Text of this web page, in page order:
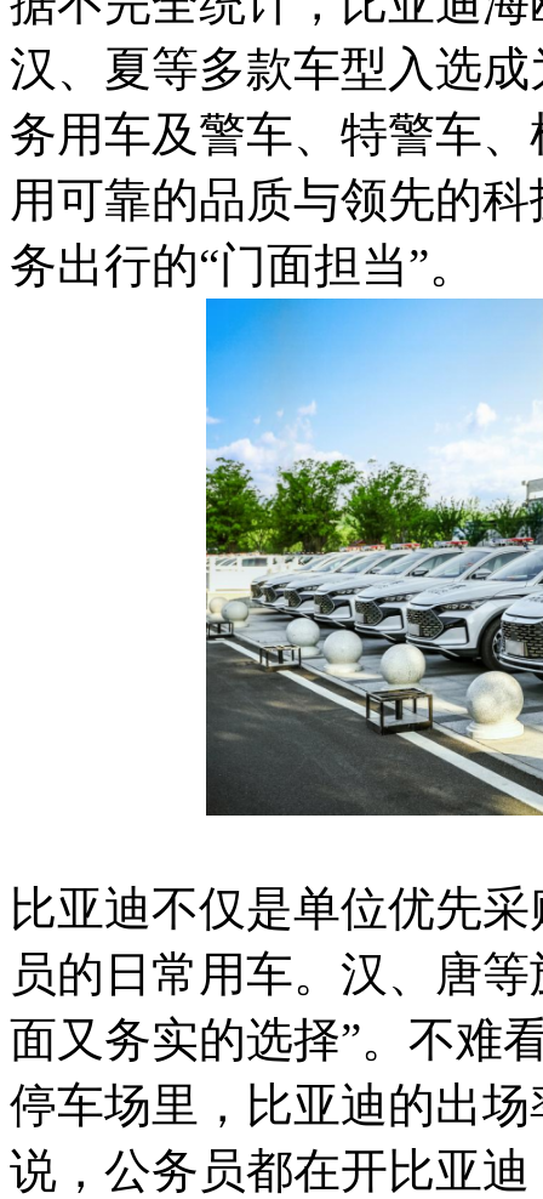
汉、夏等多款车型入选
务用车及警车、特警车
用可靠的品质与领先的
务出行的“门面担当”。
比亚迪不仅是单位优先
员的日常用车。汉、唐
面又务实的选择”。不难
停车场里，比亚迪的出
说，公务员都在开比亚迪